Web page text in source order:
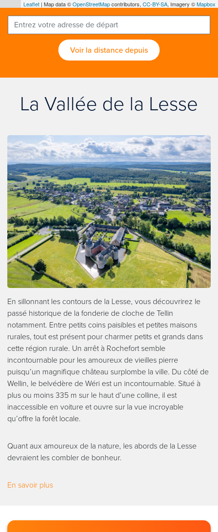
Leaflet | Map data ©OpenStreetMapcontributors, CC-BY-SA, Imagery ©Mapbox
Voir la distance depuis
La Vallée de la Lesse
En sillonnant les contours de la Lesse, vous découvrirez le
passé historique de la fonderie de cloche de Tellin
notamment. Entre petits coins paisibles et petites maisons
rurales, tout est présent pour charmer petits et grands dans
cette région rurale. Un arrêt à Rochefort semble
incontournable pour les amoureux de vieilles pierre
puisqu’un magnifique château surplombe la ville. Du côté de
Wellin, le belvédère de Wéri est un incontournable. Situé à
plus ou moins 335 m sur le haut d’une colline, il est
inaccessible en voiture et ouvre sur la vue incroyable
qu’offre la forêt locale.
Quant aux amoureux de la nature, les abords de la Lesse
devraient les combler de bonheur.
En savoir plus